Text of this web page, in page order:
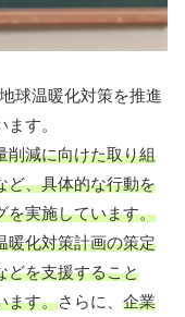
球温暖化対策を推進
す。
削減に向けた取り組
ど、具体的な行動を
を実施しています。
暖化対策計画の策定
どを支援すること
ます。さらに、 企業